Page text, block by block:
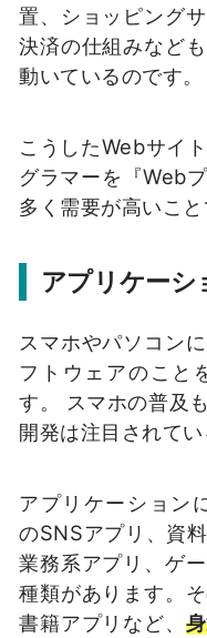
置、ショッピング
決済の仕組みなど
動いているのです。
こうしたWebサイ
グラマーを『Web
多く需要が高いこと
アプリケーシ
スマホやパソコン
フトウェアのこと
す。 スマホの普及
開発は注目されてい
アプリケーション
のSNSアプリ、資
業務系アプリ、ゲ
種類があります。
書籍アプリなど、